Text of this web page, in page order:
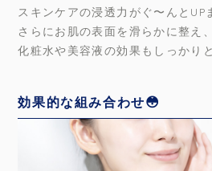
スキンケアの浸透力がぐ〜んとUP
さらにお肌の表面を滑らかに整え、
化粧水や美容液の効果もしっかり
効果的な組み合わせ😳